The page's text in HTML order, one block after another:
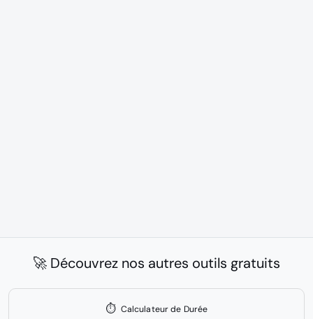
🚀 Découvrez nos autres outils gratuits
⏱️ Calculateur de Durée